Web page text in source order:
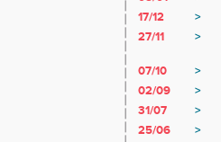
17/12
>
27/11
>
07/10
>
02/09
>
31/07
>
25/06
>